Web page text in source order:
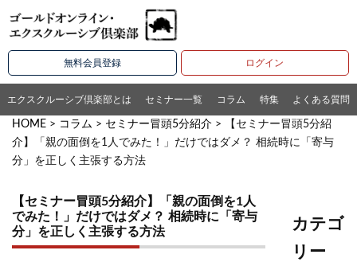
無料会員登録 ログイン
エクスクルーシブ倶楽部とは セミナー一覧 コラム 特集 よくある質問
HOME > コラム > セミナー冒頭5分紹介 > 【セミナー冒頭5分紹
介】「親の面倒を1人でみた！」だけではダメ？ 相続時に「寄与
分」を正しく主張する方法
【セミナー冒頭5分紹介】「親の面倒を1人
でみた！」だけではダメ？ 相続時に「寄与
分」を正しく主張する方法
カテゴ
リー